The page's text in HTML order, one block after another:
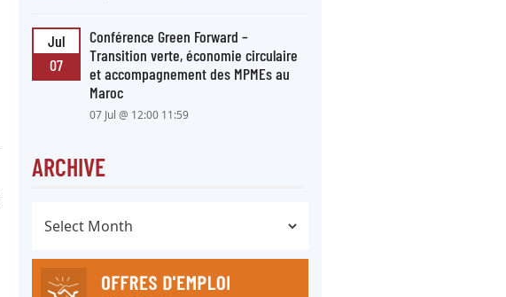
Jul
07
Conférence Green Forward –
Transition verte, économie circulaire
et accompagnement des MPMEs au
Maroc
07 Jul @ 12:00 11:59
ARCHIVE